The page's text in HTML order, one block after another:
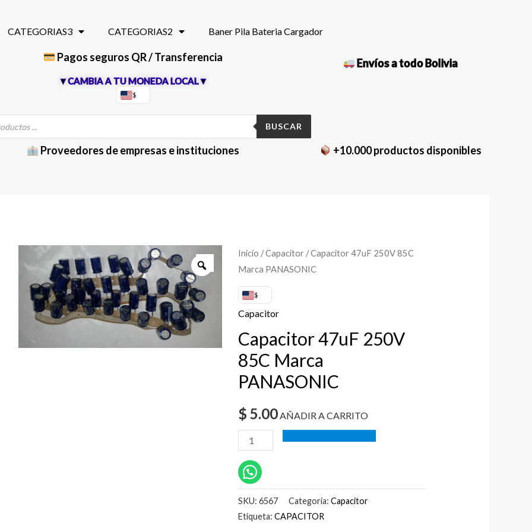
CATEGORIAS3 CATEGORIAS2 Baner Pila Bateria Cargador
Pagos seguros QR / Transferencia Envíos a todo Bolivia
▼CAMBIA A TU MONEDA LOCAL▼
$
BUSCAR
Proveedores de empresas e instituciones +10.000 productos disponibles
Inicio /Capacitor / Capacitor 47uF 250V 85C
Marca PANASONIC
$
Capacitor
Capacitor 47uF 250V
85C Marca
PANASONIC
$ 5.00AÑADIR A CARRITO
Capacitor
47uF
250V
85C
Marca
PANASONIC
cantidad
SKU:6567 Categoría:Capacitor
Etiqueta:CAPACITOR